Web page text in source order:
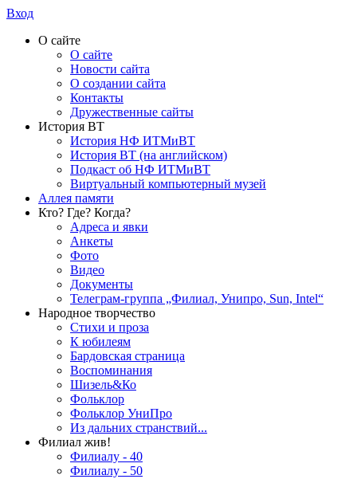
Вход
О сайте
О сайте
Новости сайта
О создании сайта
Контакты
Дружественные сайты
История ВТ
История НФ ИТМиВТ
История ВТ (на английском)
Подкаст об НФ ИТМиВТ
Виртуальный компьютерный музей
Аллея памяти
Кто? Где? Когда?
Адреса и явки
Анкеты
Фото
Видео
Документы
Телеграм-группа „Филиал, Унипро, Sun, Intel“
Народное творчество
Стихи и проза
К юбилеям
Бардовская страница
Воспоминания
Шизель&Ко
Фольклор
Фольклор УниПро
Из дальних странствий...
Филиал жив!
Филиалу - 40
Филиалу - 50